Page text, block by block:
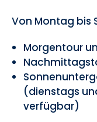
Von Montag bis
Morgentour
(dienstags
verfügbar)